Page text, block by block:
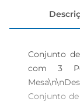
Conjunto
com 3
Conjunto